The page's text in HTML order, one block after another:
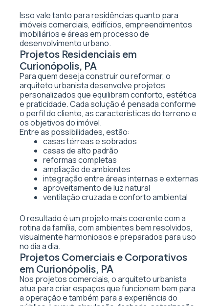
Isso vale tanto para residências quanto para
imóveis comerciais, edifícios, empreendimentos
imobiliários e áreas em processo de
desenvolvimento urbano.
Projetos Residenciais em
Curionópolis, PA
Para quem deseja construir ou reformar, o
arquiteto urbanista desenvolve projetos
personalizados que equilibram conforto, estética
e praticidade. Cada solução é pensada conforme
o perfil do cliente, as características do terreno e
os objetivos do imóvel.
Entre as possibilidades, estão:
casas térreas e sobrados
casas de alto padrão
reformas completas
ampliação de ambientes
integração entre áreas internas e externas
aproveitamento de luz natural
ventilação cruzada e conforto ambiental
O resultado é um projeto mais coerente com a
rotina da família, com ambientes bem resolvidos,
visualmente harmoniosos e preparados para uso
no dia a dia.
Projetos Comerciais e Corporativos
em Curionópolis, PA
Nos projetos comerciais, o arquiteto urbanista
atua para criar espaços que funcionem bem para
a operação e também para a experiência do